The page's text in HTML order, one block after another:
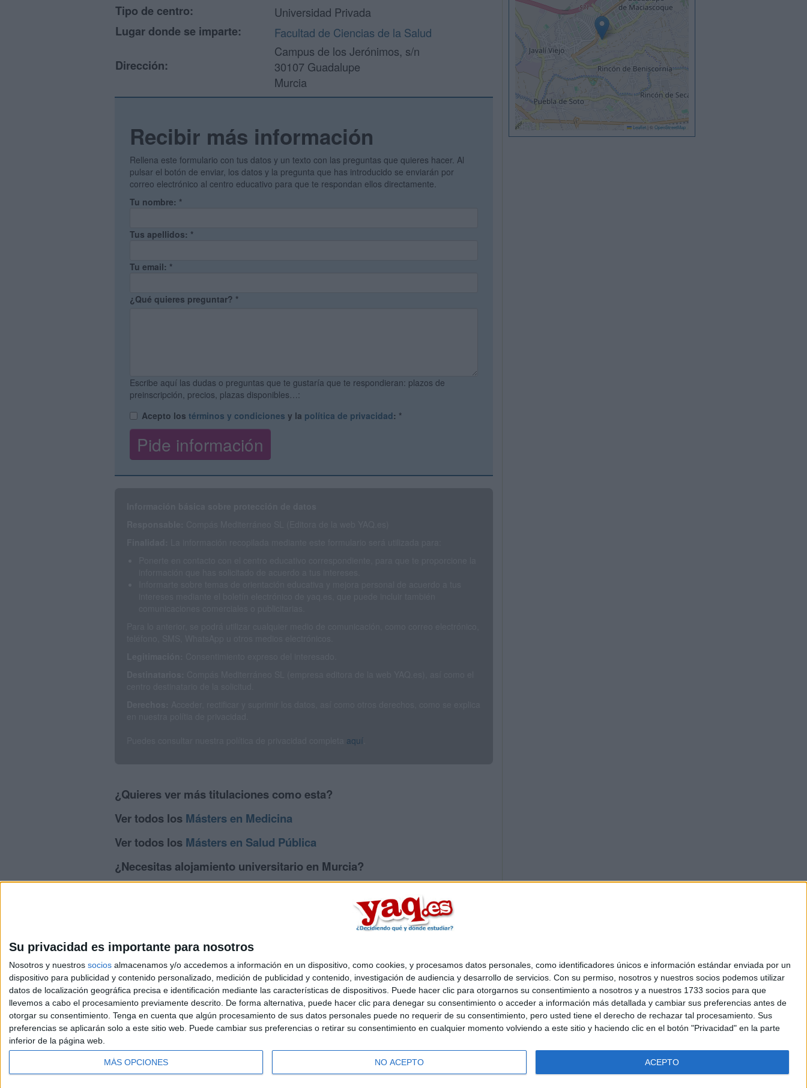
Su privacidad es importante para nosotros
Nosotros y nuestros socios almacenamos y/o accedemos a información en un dispositivo, como cookies, y procesamos datos personales, como identificadores únicos e información estándar enviada por un
dispositivo para publicidad y contenido personalizado, medición de publicidad y contenido, investigación de audiencia y desarrollo de servicios. Con su permiso, nosotros y nuestros socios podemos utilizar
datos de localización geográfica precisa e identificación mediante las características de dispositivos. Puede hacer clic para otorgarnos su consentimiento a nosotros y a nuestros 1733 socios para que
llevemos a cabo el procesamiento previamente descrito. De forma alternativa, puede hacer clic para denegar su consentimiento o acceder a información más detallada y cambiar sus preferencias antes de
otorgar su consentimiento. Tenga en cuenta que algún procesamiento de sus datos personales puede no requerir de su consentimiento, pero usted tiene el derecho de rechazar tal procesamiento. Sus
preferencias se aplicarán solo a este sitio web. Puede cambiar sus preferencias o retirar su consentimiento en cualquier momento volviendo a este sitio y haciendo clic en el botón "Privacidad" en la parte
inferior de la página web.
MÁS OPCIONES NO ACEPTO ACEPTO
Tipo de centro:
Universidad Privada
Lugar donde se imparte:
Facultad de Ciencias de la Salud
Dirección:
Campus de los Jerónimos, s/n
30107 Guadalupe
Murcia
Recibir más información
Rellena este formulario con tus datos y un texto con las preguntas que quieres hacer. Al
pulsar el botón de enviar, los datos y la pregunta que has introducido se enviarán por
correo electrónico al centro educativo para que te respondan ellos directamente.
Tu nombre: *
Tus apellidos: *
Tu email: *
¿Qué quieres preguntar? *
Escribe aquí las dudas o preguntas que te gustaría que te respondieran: plazos de
preinscripción, precios, plazas disponibles…:
Acepto los términos y condiciones y la política de privacidad: *
aquí
¿Quieres ver más titulaciones como esta?
Ver todos los Másters en Medicina
Ver todos los Másters en Salud Pública
¿Necesitas alojamiento universitario en Murcia?
>> Residencias de estudiantes y colegios mayores en Murcia
Leaflet © OpenStreetMap
Quiénes somos|Contactar|Anúnciate
Aviso legal|Politica de privacidad|Condiciones generales|Política de cookies
© 2003-2026Compás Mediterráneo S.L.- Diego de León 47 - 28006 Madrid [ESPAÑA] - Tel. +34 91 593 2767